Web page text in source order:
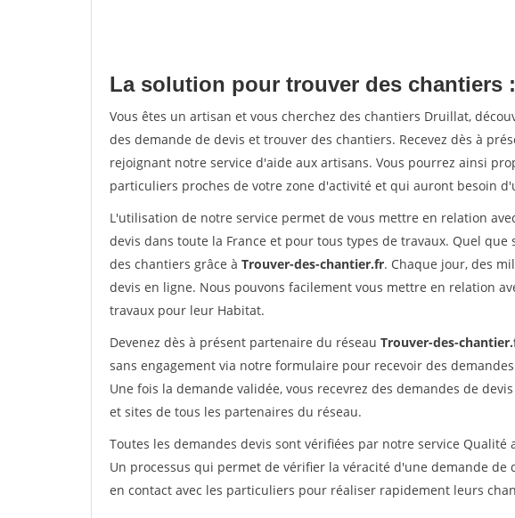
La solution pour trouver des chantiers
Vous êtes un artisan et vous cherchez des chantiers Druillat,
des demande de devis et trouver des chantiers. Recevez dès à
rejoignant notre service d'aide aux artisans. Vous pourrez ainsi
particuliers proches de votre zone d'activité et qui auront besoin
L'utilisation de notre service permet de vous mettre en relation
devis dans toute la France et pour tous types de travaux. Quel
des chantiers grâce à Trouver-des-chantier.fr. Chaque jour, des
devis en ligne. Nous pouvons facilement vous mettre en relation
travaux pour leur Habitat.
Devenez dès à présent partenaire du réseau Trouver-des-
sans engagement via notre formulaire pour recevoir des
Une fois la demande validée, vous recevrez des demandes de
et sites de tous les partenaires du réseau.
Toutes les demandes devis sont vérifiées par notre service
Un processus qui permet de vérifier la véracité d'une demande de
en contact avec les particuliers pour réaliser rapidement leurs